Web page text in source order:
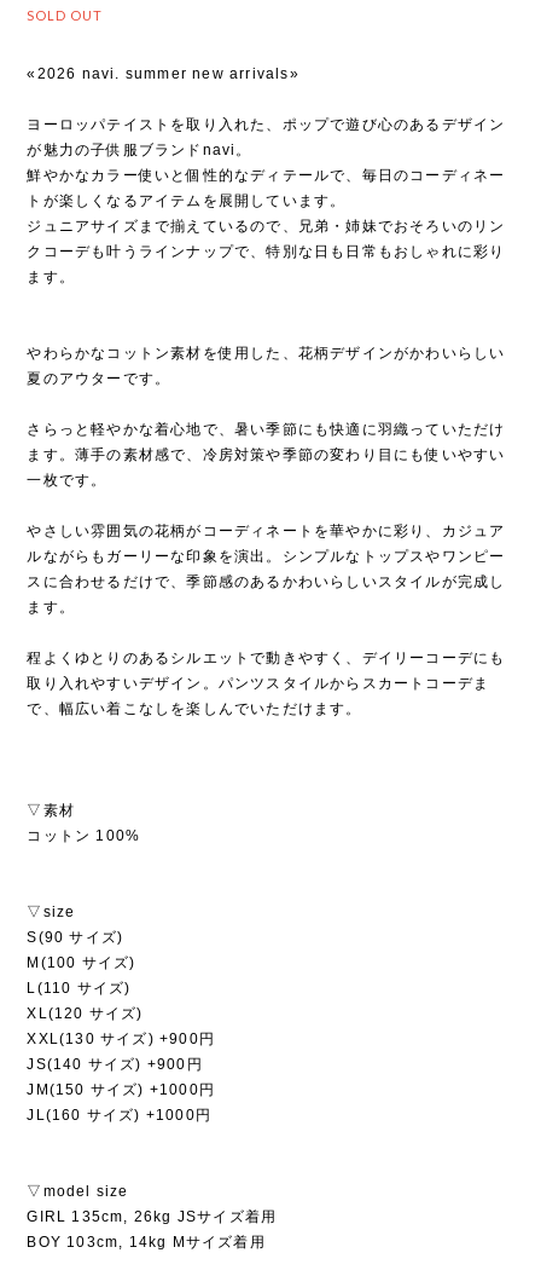
SOLD OUT
«2026 navi. summer new arrivals»
ヨーロッパテイストを取り入れた、ポップで遊び心のあるデザイン
が魅力の子供服ブランドnavi。
鮮やかなカラー使いと個性的なディテールで、毎日のコーディネー
トが楽しくなるアイテムを展開しています。
ジュニアサイズまで揃えているので、兄弟・姉妹でおそろいのリン
クコーデも叶うラインナップで、特別な日も日常もおしゃれに彩り
ます。
やわらかなコットン素材を使用した、花柄デザインがかわいらしい
夏のアウターです。
さらっと軽やかな着心地で、暑い季節にも快適に羽織っていただけ
ます。薄手の素材感で、冷房対策や季節の変わり目にも使いやすい
一枚です。
やさしい雰囲気の花柄がコーディネートを華やかに彩り、カジュア
ルながらもガーリーな印象を演出。シンプルなトップスやワンピー
スに合わせるだけで、季節感のあるかわいらしいスタイルが完成し
ます。
程よくゆとりのあるシルエットで動きやすく、デイリーコーデにも
取り入れやすいデザイン。パンツスタイルからスカートコーデま
で、幅広い着こなしを楽しんでいただけます。
▽素材
コットン 100%
▽size
S(90 サイズ)
M(100 サイズ)
L(110 サイズ)
XL(120 サイズ)
XXL(130 サイズ) +900円
JS(140 サイズ) +900円
JM(150 サイズ) +1000円
JL(160 サイズ) +1000円
▽model size
GIRL 135cm, 26kg JSサイズ着用
BOY 103cm, 14kg Mサイズ着用